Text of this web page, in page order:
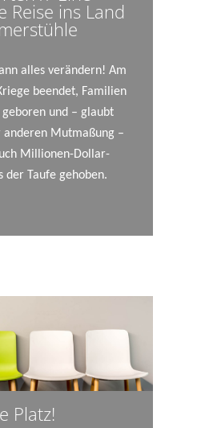
Reise ins Land
alles verändern! Am
beendet, Familien
und – glaubt
Mutmaßung –
Millionen-Dollar-
der Taufe gehoben.
Platz!